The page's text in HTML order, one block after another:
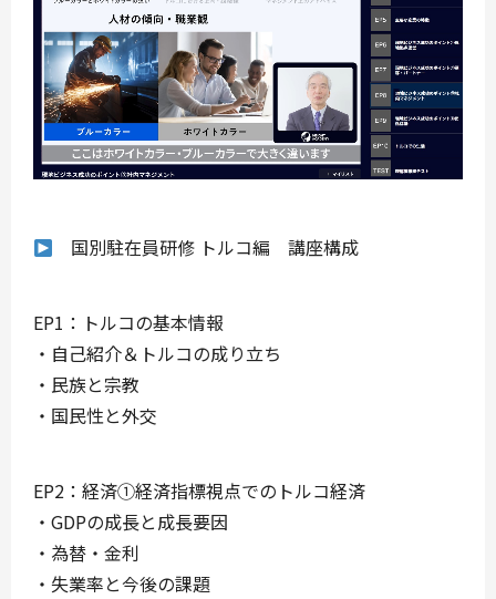
国別駐在員研修 トルコ編 講座構成
EP1：トルコの基本情報
・自己紹介＆トルコの成り立ち
・民族と宗教
・国民性と外交
EP2：経済①経済指標視点でのトルコ経済
・GDPの成長と成長要因
・為替・金利
・失業率と今後の課題